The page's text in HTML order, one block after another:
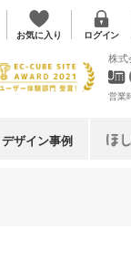
お気に入り ログイン
デザイン事例
株式
営業